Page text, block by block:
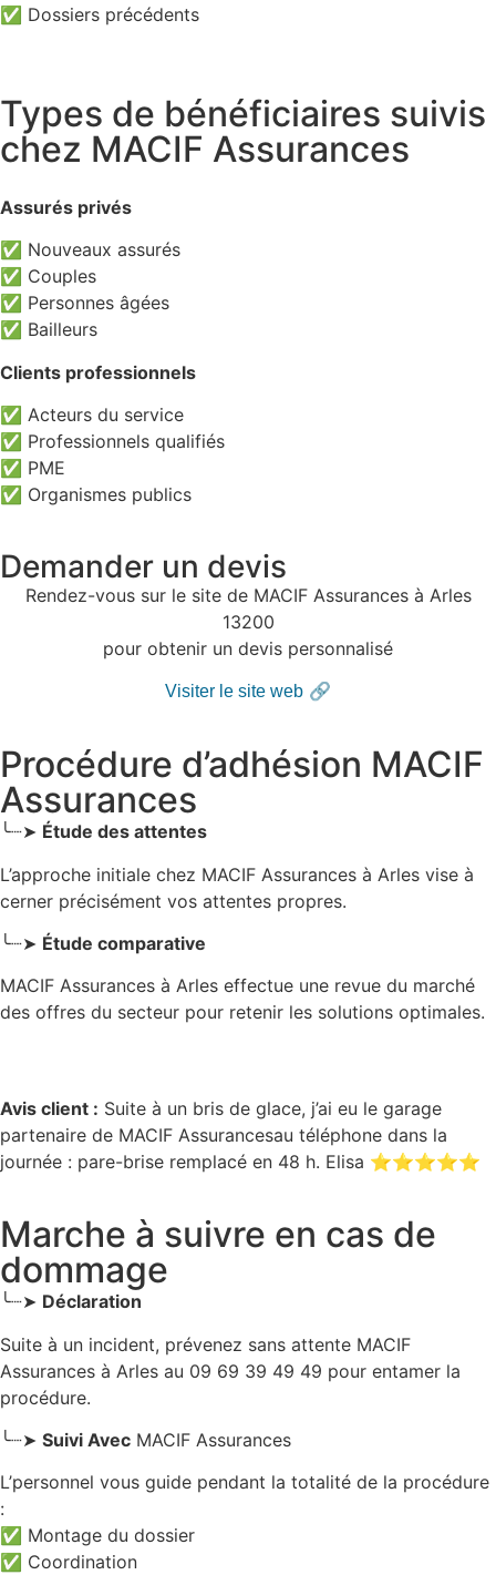
✅ Dossiers précédents
Types de bénéficiaires suivis
chez MACIF Assurances
Assurés privés
✅ Nouveaux assurés
✅ Couples
✅ Personnes âgées
✅ Bailleurs
Clients professionnels
✅ Acteurs du service
✅ Professionnels qualifiés
✅ PME
✅ Organismes publics
Demander un devis
Rendez-vous sur le site de MACIF Assurances à Arles
13200
pour obtenir un devis personnalisé
Visiter le site web 🔗
Procédure d’adhésion MACIF
Assurances
╰┈➤ Étude des attentes
L’approche initiale chez MACIF Assurances à Arles vise à
cerner précisément vos attentes propres.
╰┈➤ Étude comparative
MACIF Assurances à Arles effectue une revue du marché
des offres du secteur pour retenir les solutions optimales.
Avis client : Suite à un bris de glace, j’ai eu le garage
partenaire de MACIF Assurancesau téléphone dans la
journée : pare-brise remplacé en 48 h. Elisa ⭐⭐⭐⭐⭐
Marche à suivre en cas de
dommage
╰┈➤ Déclaration
Suite à un incident, prévenez sans attente MACIF
Assurances à Arles au 09 69 39 49 49 pour entamer la
procédure.
╰┈➤ Suivi Avec MACIF Assurances
L’personnel vous guide pendant la totalité de la procédure
:
✅ Montage du dossier
✅ Coordination